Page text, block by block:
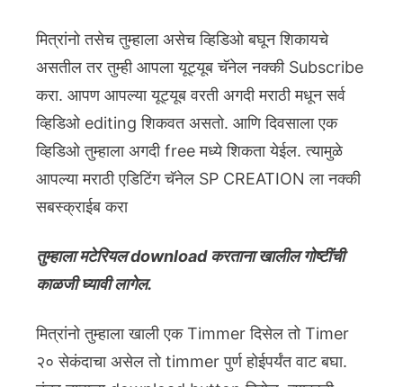
मित्रांनो तसेच तुम्हाला असेच व्हिडिओ बघून शिकायचे
असतील तर तुम्ही आपला यूट्यूब चॅनेल नक्की Subscribe
करा. आपण आपल्या यूट्यूब वरती अगदी मराठी मधून सर्व
व्हिडिओ editing शिकवत असतो. आणि दिवसाला एक
व्हिडिओ तुम्हाला अगदी free मध्ये शिकता येईल. त्यामुळे
आपल्या मराठी एडिटिंग चॅनेल SP CREATION ला नक्की
सबस्क्राईब करा
तुम्हाला मटेरियल download करताना खालील गोष्टींची
काळजी घ्यावी लागेल.
मित्रांनो तुम्हाला खाली एक Timmer दिसेल तो Timer
२० सेकंदाचा असेल तो timmer पुर्ण होईपर्यंत वाट बघा.